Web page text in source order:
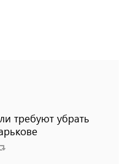
требуют убрать